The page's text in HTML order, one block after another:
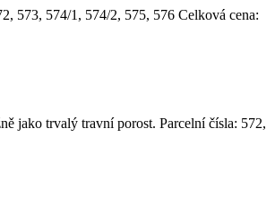
573, 574/1, 574/2, 575, 576 Celková cena:
jako trvalý travní porost. Parcelní čísla: 572,